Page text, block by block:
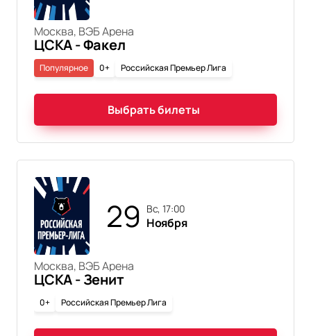
Москва, ВЭБ Арена
ЦСКА - Факел
0+ Российская Премьер Лига
Популярное
Выбрать билеты
29 вс, 17:00
Ноября
Москва, ВЭБ Арена
ЦСКА - Зенит
0+ Российская Премьер Лига